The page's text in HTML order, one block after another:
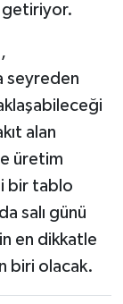
getiriyor.
seyreden
alan
üretim
bir tablo
salı günü
en dikkatle
biri olacak.